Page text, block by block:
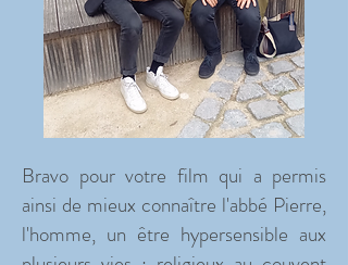
Bravo pour votre film qui a permis
ainsi de mieux connaître l'abbé Pierre,
l'homme, un être hypersensible aux